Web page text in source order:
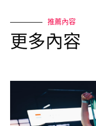
推薦內容
更多內容